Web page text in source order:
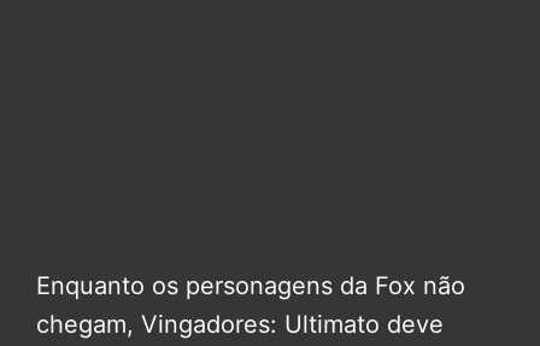
Enquanto os personagens da Fox não
chegam, Vingadores: Ultimato deve